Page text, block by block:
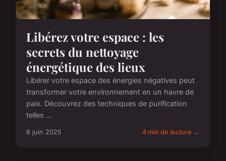
Libérez votre espace : les
secrets du nettoyage
énergétique des lieux
Libérer votre espace des énergies négatives peut
transformer votre environnement en un havre de
paix. Découvrez des techniques de purification
telles ...
6 juin 2025 4 min de lecture →